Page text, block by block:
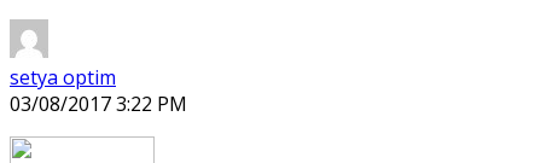
setya optim
03/08/2017 3:22 PM